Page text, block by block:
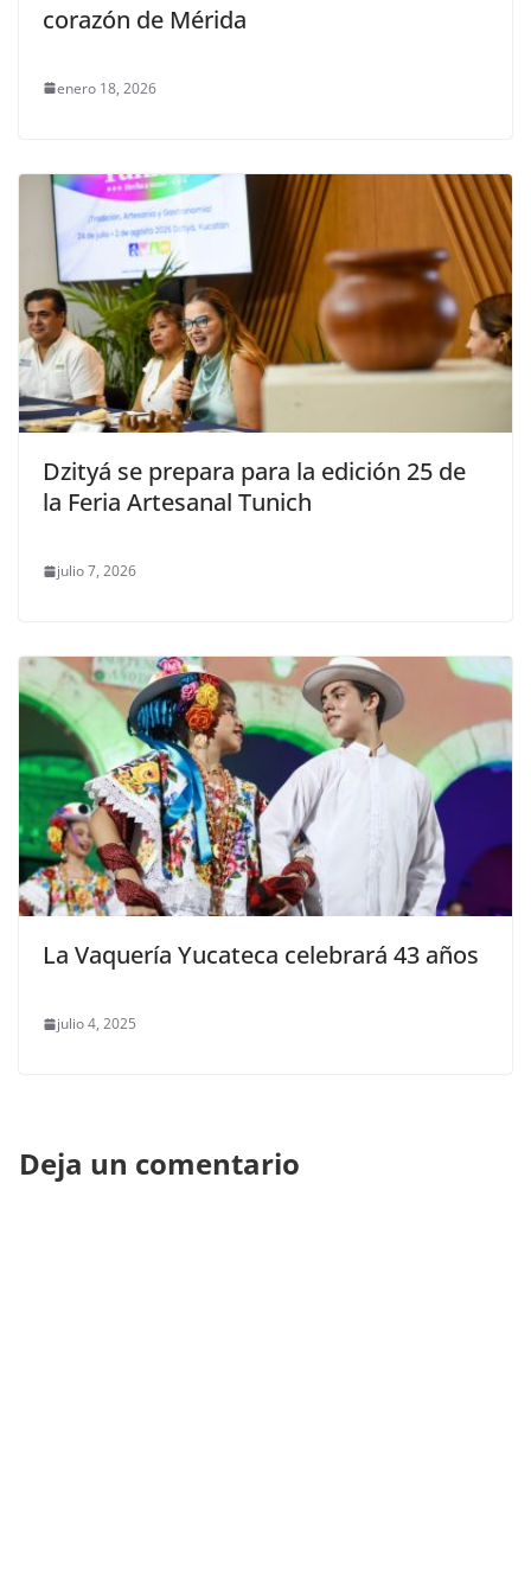
corazón de Mérida
enero 18, 2026
Dzityá se prepara para la edición 25 de
la Feria Artesanal Tunich
julio 7, 2026
La Vaquería Yucateca celebrará 43 años
julio 4, 2025
Deja un comentario